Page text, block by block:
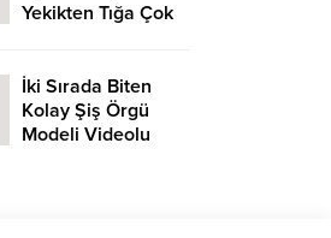
Yekikten Tığa Çok
İki Sırada Biten
Kolay Şiş Örgü
Modeli Videolu